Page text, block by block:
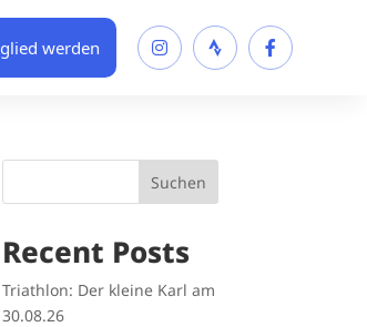
werden
Suchen
Recent Posts
Triathlon: Der kleine Karl am
30.08.26